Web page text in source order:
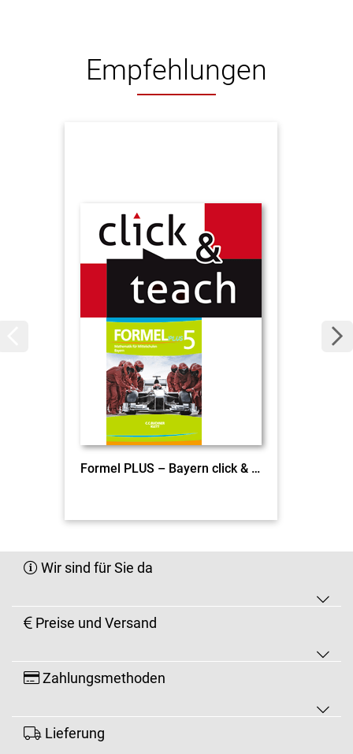
Empfehlungen
Formel PLUS – Bayern click & teach 5 EL
Wir sind für Sie da
Preise und Versand
Zahlungsmethoden
Lieferung